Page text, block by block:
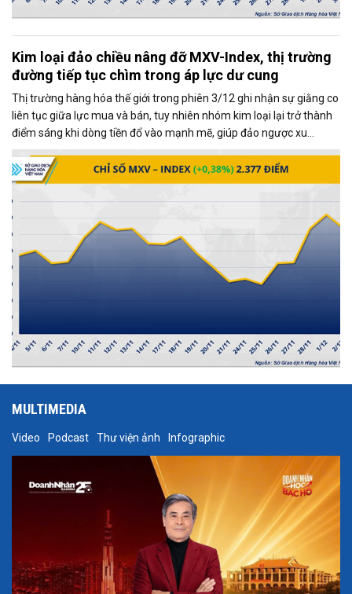
Kim loại đảo chiều nâng đỡ MXV-Index, thị trường
đường tiếp tục chìm trong áp lực dư cung
Thị trường hàng hóa thế giới trong phiên 3/12 ghi nhận sự giằng co
liên tục giữa lực mua và bán, tuy nhiên nhóm kim loại lại trở thành
điểm sáng khi dòng tiền đổ vào mạnh mẽ, giúp đảo ngược xu
hướng và kéo MXV-Index tăng gần 0,4%, đạt 2.377 điểm tại thời
điểm đóng cửa.
MULTIMEDIA
Video Podcast Thư viện ảnh Infographic